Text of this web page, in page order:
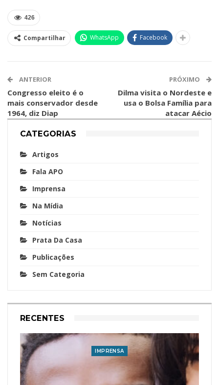
426
Compartilhar WhatsApp Facebook
ANTERIOR
Congresso eleito é o
mais conservador desde
1964, diz Diap
PRÓXIMO
Dilma visita o Nordeste e
usa o Bolsa Família para
atacar Aécio
CATEGORIAS
Artigos
Fala APO
Imprensa
Na Mídia
Notícias
Prata Da Casa
Publicações
Sem Categoria
RECENTES
IMPRENSA